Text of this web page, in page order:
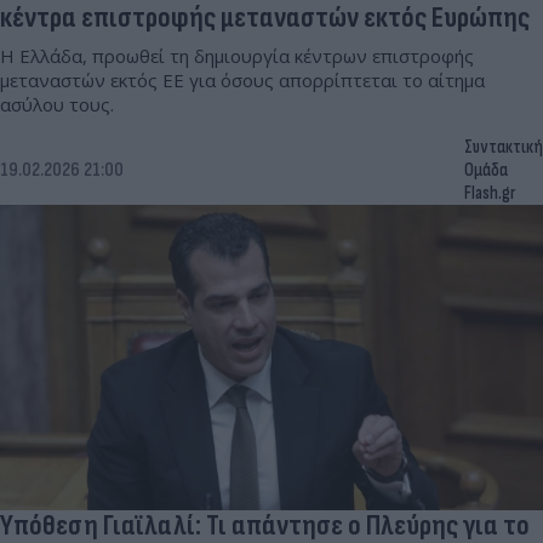
κέντρα επιστροφής μεταναστών εκτός Ευρώπης
Η Ελλάδα, προωθεί τη δημιουργία κέντρων επιστροφής
μεταναστών εκτός ΕΕ για όσους απορρίπτεται το αίτημα
ασύλου τους.
19.02.2026 21:00
Συντακτική
Ομάδα
Flash.gr
Υπόθεση Γιαϊλαλί: Τι απάντησε ο Πλεύρης για το